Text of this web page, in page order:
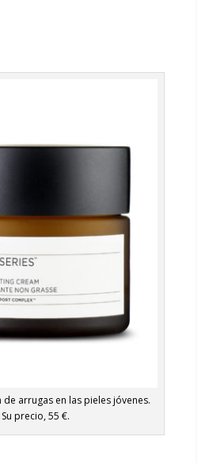
de arrugas en las pieles jóvenes.
Su precio, 55 €.